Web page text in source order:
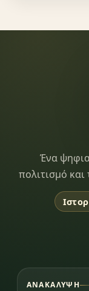
Ένα
πολιτισμό
ΑΝΑΚΆΛΥΨΗ